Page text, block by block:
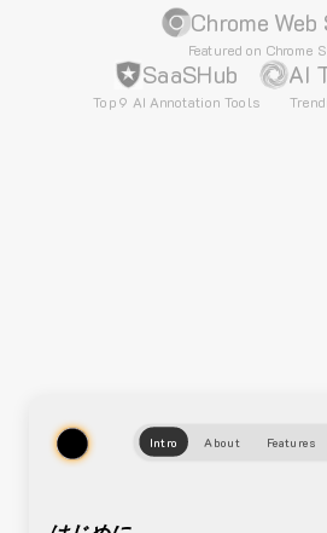
Chrome Web
Featured on Chrome
SaaSHub
Top 9 AI Annotation Tools
AI
Intro About Features